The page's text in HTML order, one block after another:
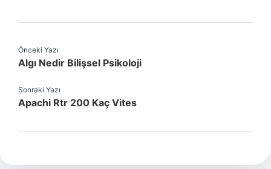
Önceki Yazı
Algı Nedir Bilişsel Psikoloji
Sonraki Yazı
Apachi Rtr 200 Kaç Vites